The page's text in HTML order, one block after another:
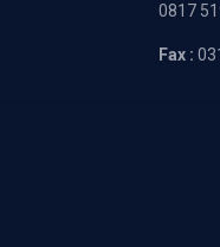
0817
Fax :